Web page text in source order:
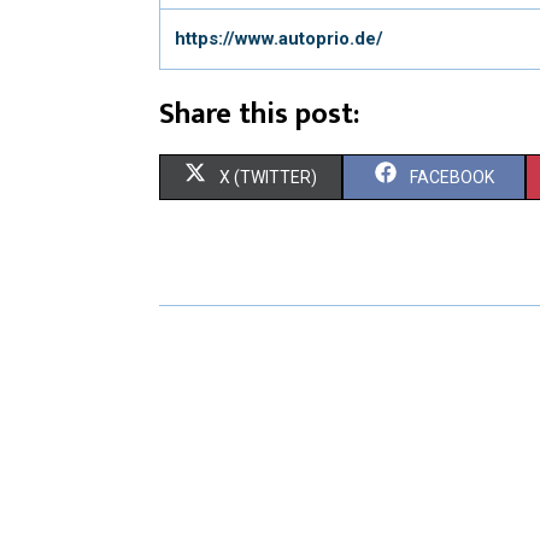
https://www.autoprio.de/
Share this post:
X (TWITTER) FACEBOOK